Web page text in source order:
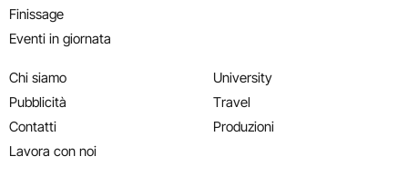
Finissage
Eventi in giornata
Chi siamo
Pubblicità
Contatti
Lavora con noi
University
Travel
Produzioni